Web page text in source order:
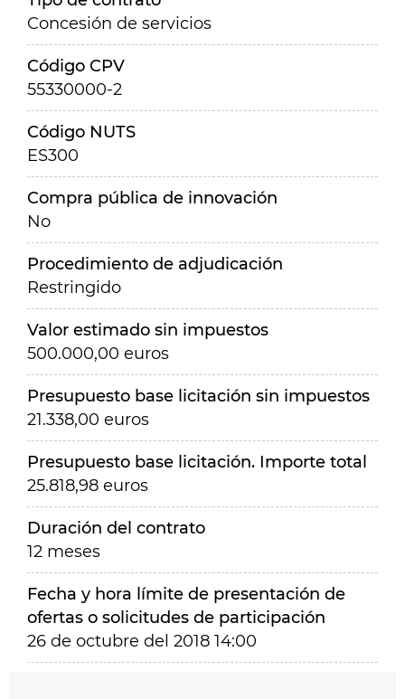
Concesión de servicios
Código CPV
55330000-2
Código NUTS
ES300
Compra pública de innovación
No
Procedimiento de adjudicación
Restringido
Valor estimado sin impuestos
500.000,00 euros
Presupuesto base licitación sin impuestos
21.338,00 euros
Presupuesto base licitación. Importe total
25.818,98 euros
Duración del contrato
12 meses
Fecha y hora límite de presentación de
ofertas o solicitudes de participación
26 de octubre del 2018 14:00